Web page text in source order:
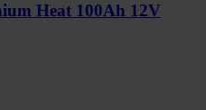
Heat 100Ah 12V